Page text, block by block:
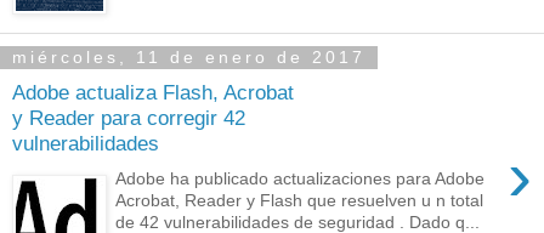
miércoles, 11 de enero de 2017
Adobe actualiza Flash, Acrobat
y Reader para corregir 42
vulnerabilidades
›
Adobe ha publicado actualizaciones para Adobe
Acrobat, Reader y Flash que resuelven u n total
de 42 vulnerabilidades de seguridad . Dado q...